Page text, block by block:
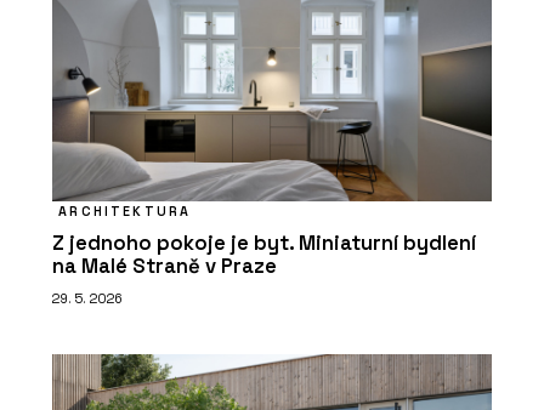
ARCHITEKTURA
Z jednoho pokoje je byt. Miniaturní bydlení
na Malé Straně v Praze
29. 5. 2026